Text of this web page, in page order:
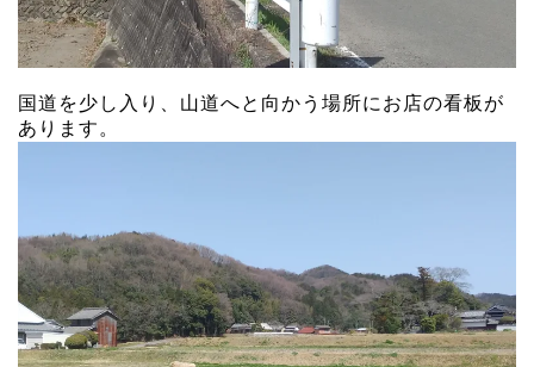
国道を少し入り、山道へと向かう場所にお店の看板が
あります。